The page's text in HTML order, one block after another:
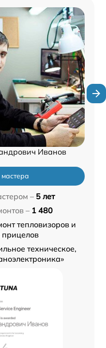
Иванов
– 5 лет
– 1 480
тепловизоров и
прицелов
техническое,